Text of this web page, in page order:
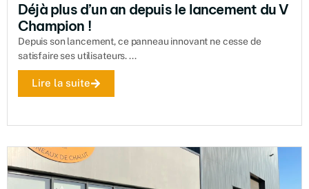
Déjà plus d’un an depuis le lancement du V
Champion !
Depuis son lancement, ce panneau innovant ne cesse de
satisfaire ses utilisateurs. ...
Lire la suite